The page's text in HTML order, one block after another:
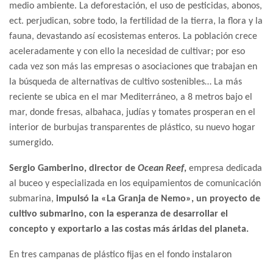
medio ambiente. La deforestación, el uso de pesticidas, abonos,
ect. perjudican, sobre todo, la fertilidad de la tierra, la flora y la
fauna, devastando así ecosistemas enteros. La población crece
aceleradamente y con ello la necesidad de cultivar; por eso
cada vez son más las empresas o asociaciones que trabajan en
la búsqueda de alternativas de cultivo sostenibles… La más
reciente se ubica en el mar Mediterráneo, a 8 metros bajo el
mar, donde fresas, albahaca, judías y tomates prosperan en el
interior de burbujas transparentes de plástico, su nuevo hogar
sumergido.
Sergio Gamberino, director de Ocean Reef, empresa dedicada
al buceo y especializada en los equipamientos de comunicación
submarina, impulsó la «La Granja de Nemo», un proyecto de
cultivo submarino, con la esperanza de desarrollar el
concepto y exportarlo a las costas más áridas del planeta.
En tres campanas de plástico fijas en el fondo instalaron